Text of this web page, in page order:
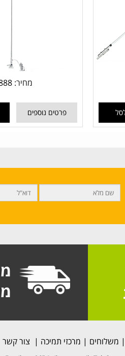
מחיר:
פרטים נוספים
| משלוחים | מרכזי תמיכה | צור קשר